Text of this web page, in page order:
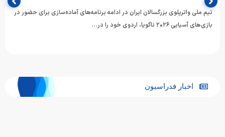
تیم ملی واترپلوی بزرگسالان ایران در ادامه برنامه‌های آماده‌سازی برای حضور در
بازی‌های آسیایی ۲۰۲۶ ناگویا، اردوی خود را در…
اخبار فدراسیون